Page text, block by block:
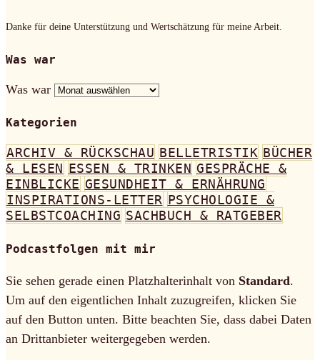
Danke für deine Unterstützung und Wertschätzung für meine Arbeit.
Was war
Was war
Kategorien
ARCHIV & RÜCKSCHAU BELLETRISTIK BÜCHER
& LESEN ESSEN & TRINKEN GESPRÄCHE &
EINBLICKE GESUNDHEIT & ERNÄHRUNG
INSPIRATIONS-LETTER PSYCHOLOGIE &
SELBSTCOACHING SACHBUCH & RATGEBER
Podcastfolgen mit mir
Sie sehen gerade einen Platzhalterinhalt von Standard.
Um auf den eigentlichen Inhalt zuzugreifen, klicken Sie
auf den Button unten. Bitte beachten Sie, dass dabei Daten
an Drittanbieter weitergegeben werden.